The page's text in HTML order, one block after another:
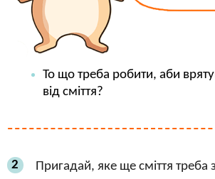
То що треба робити, аби
від сміття?
2
Пригадай, яке ще сміття треба